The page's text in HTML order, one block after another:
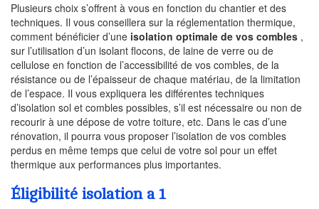
Plusieurs choix s’offrent à vous en fonction du chantier et des
techniques. Il vous conseillera sur la réglementation thermique,
comment bénéficier d’une isolation optimale de vos combles ,
sur l’utilisation d’un isolant flocons, de laine de verre ou de
cellulose en fonction de l’accessibilité de vos combles, de la
résistance ou de l’épaisseur de chaque matériau, de la limitation
de l’espace. Il vous expliquera les différentes techniques
d’isolation sol et combles possibles, s’il est nécessaire ou non de
recourir à une dépose de votre toiture, etc. Dans le cas d’une
rénovation, il pourra vous proposer l’isolation de vos combles
perdus en même temps que celui de votre sol pour un effet
thermique aux performances plus importantes.
Éligibilité isolation a 1